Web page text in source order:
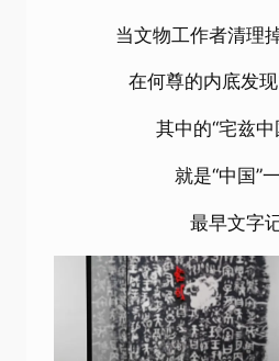
当文物工作者清理
在何尊的内底发
其中的“宅兹中
就是“中国”
最早文字